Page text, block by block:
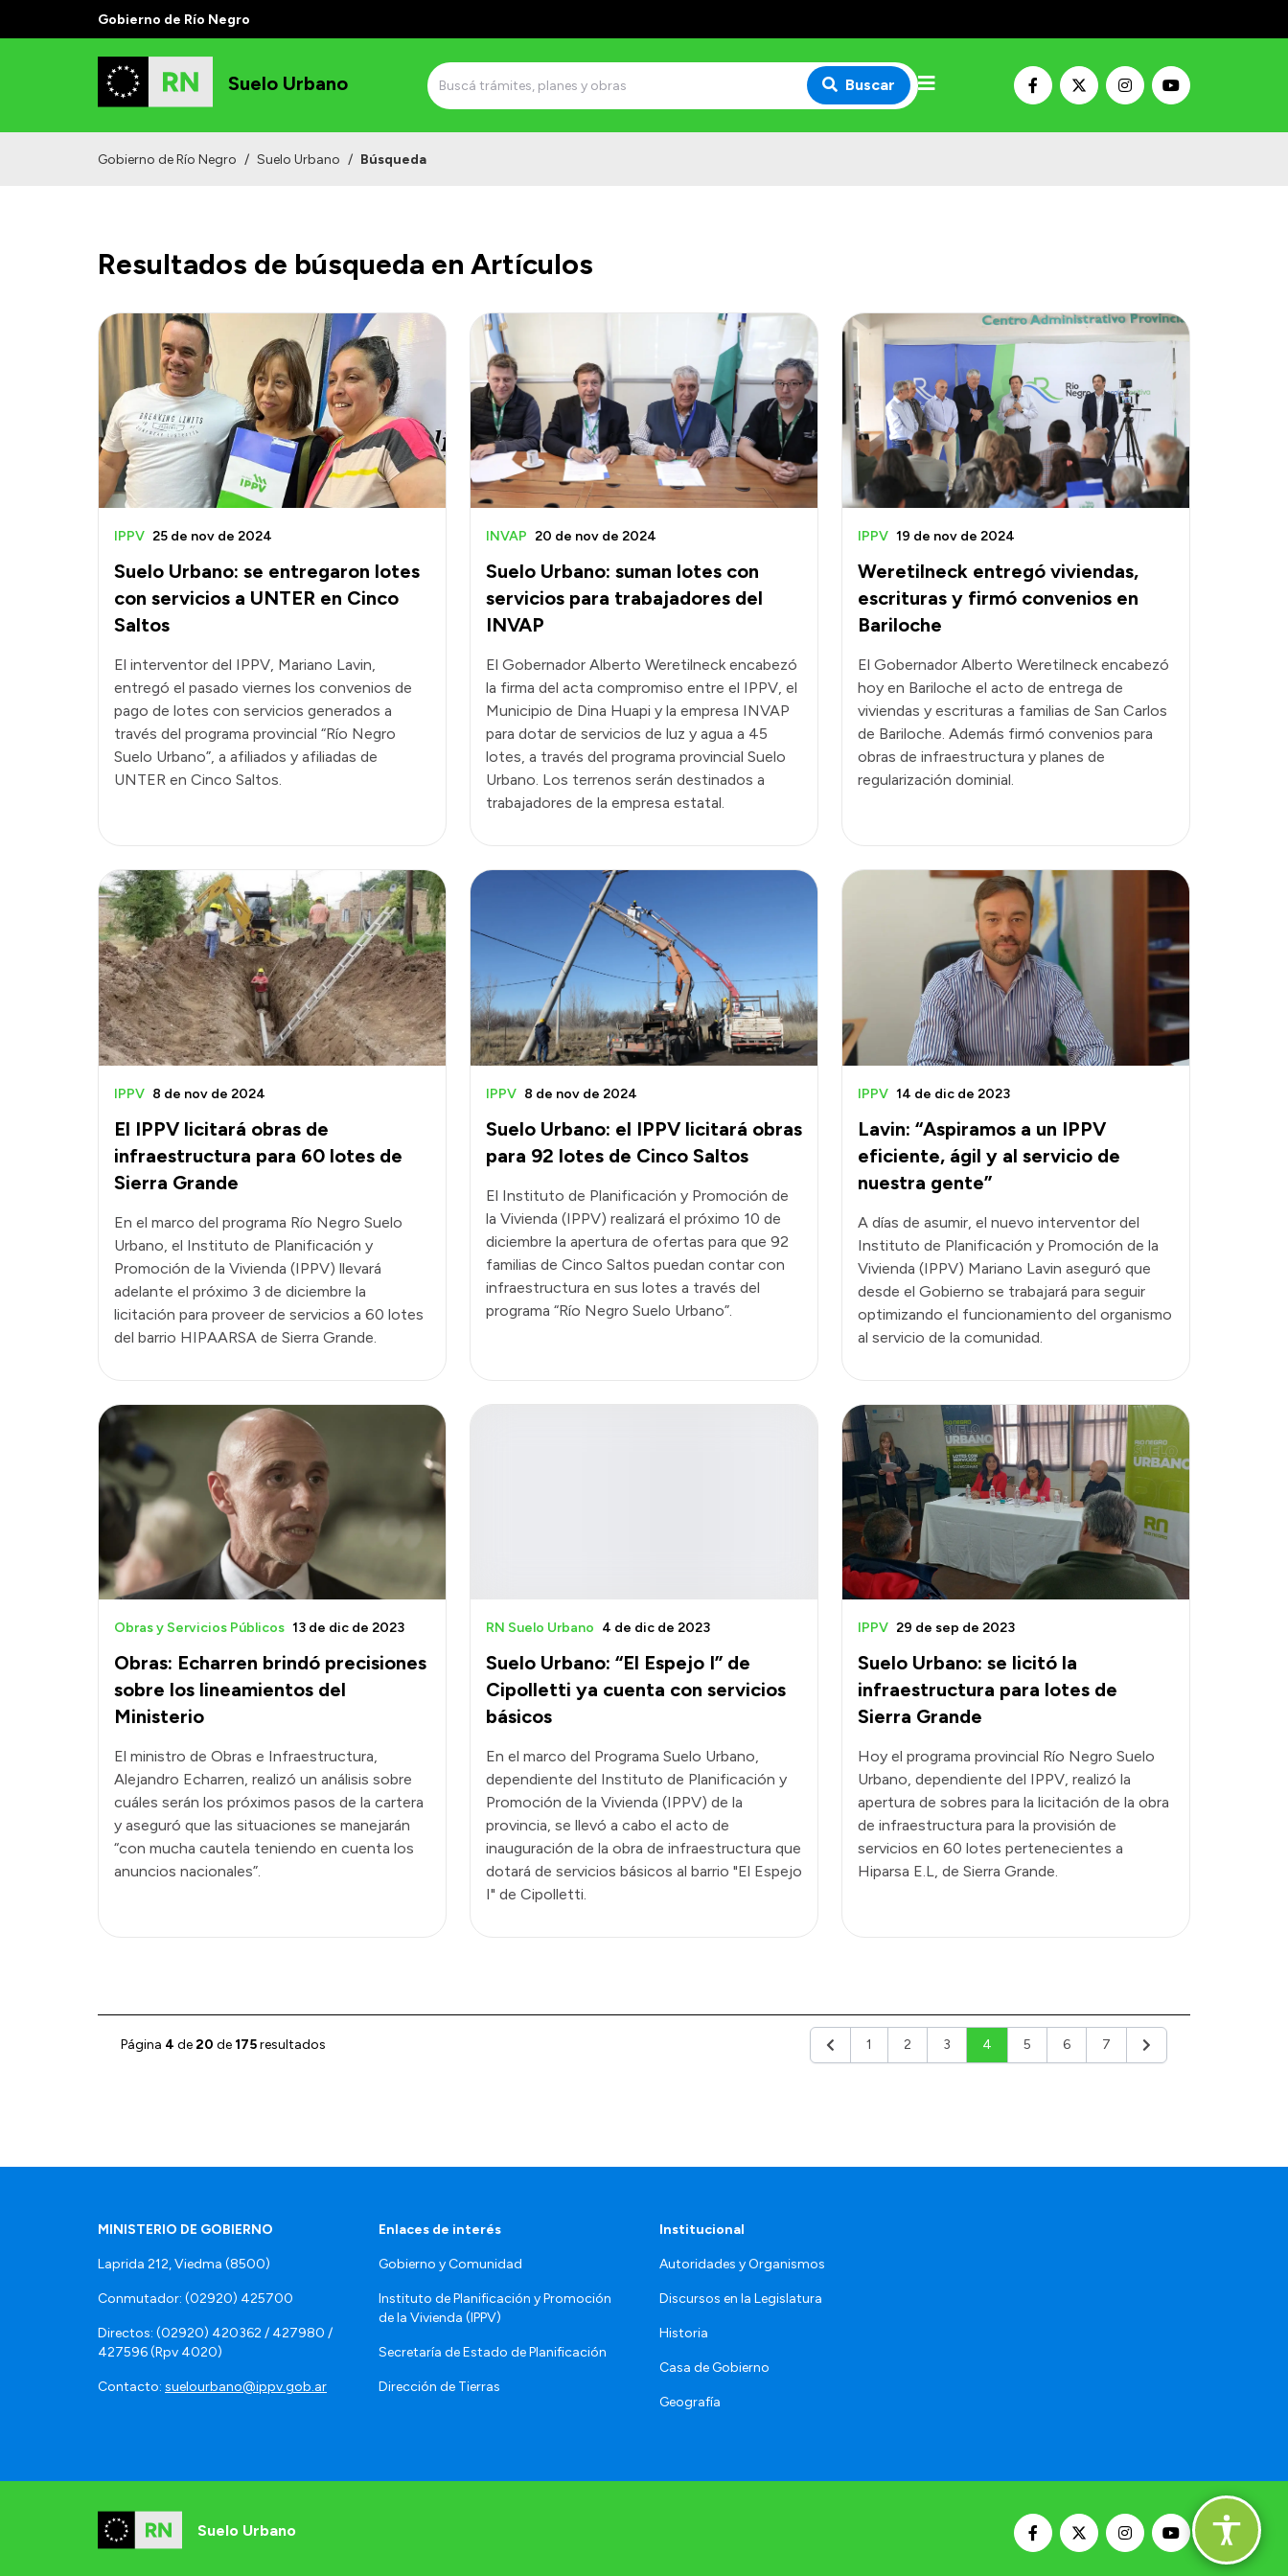
Gobierno de Río Negro
Suelo Urbano Buscar
Gobierno de Río Negro / Suelo Urbano / Búsqueda
Resultados de búsqueda en Artículos
Suelo Urbano: se entregaron lotes
con servicios a UNTER en Cinco
Saltos
IPPV 25 de nov de 2024
El interventor del IPPV, Mariano Lavin,
entregó el pasado viernes los convenios de
pago de lotes con servicios generados a
través del programa provincial “Río Negro
Suelo Urbano”, a afiliados y afiliadas de
UNTER en Cinco Saltos.
Suelo Urbano: suman lotes con
servicios para trabajadores del
INVAP
INVAP 20 de nov de 2024
El Gobernador Alberto Weretilneck encabezó
la firma del acta compromiso entre el IPPV, el
Municipio de Dina Huapi y la empresa INVAP
para dotar de servicios de luz y agua a 45
lotes, a través del programa provincial Suelo
Urbano. Los terrenos serán destinados a
trabajadores de la empresa estatal.
Weretilneck entregó viviendas,
escrituras y firmó convenios en
Bariloche
IPPV 19 de nov de 2024
El Gobernador Alberto Weretilneck encabezó
hoy en Bariloche el acto de entrega de
viviendas y escrituras a familias de San Carlos
de Bariloche. Además firmó convenios para
obras de infraestructura y planes de
regularización dominial.
El IPPV licitará obras de
infraestructura para 60 lotes de
Sierra Grande
IPPV 8 de nov de 2024
En el marco del programa Río Negro Suelo
Urbano, el Instituto de Planificación y
Promoción de la Vivienda (IPPV) llevará
adelante el próximo 3 de diciembre la
licitación para proveer de servicios a 60 lotes
del barrio HIPAARSA de Sierra Grande.
Suelo Urbano: el IPPV licitará obras
para 92 lotes de Cinco Saltos
IPPV 8 de nov de 2024
El Instituto de Planificación y Promoción de
la Vivienda (IPPV) realizará el próximo 10 de
diciembre la apertura de ofertas para que 92
familias de Cinco Saltos puedan contar con
infraestructura en sus lotes a través del
programa “Río Negro Suelo Urbano”.
Lavin: “Aspiramos a un IPPV
eficiente, ágil y al servicio de
nuestra gente”
IPPV 14 de dic de 2023
A días de asumir, el nuevo interventor del
Instituto de Planificación y Promoción de la
Vivienda (IPPV) Mariano Lavin aseguró que
desde el Gobierno se trabajará para seguir
optimizando el funcionamiento del organismo
al servicio de la comunidad.
Obras: Echarren brindó precisiones
sobre los lineamientos del
Ministerio
Obras y Servicios Públicos 13 de dic de 2023
El ministro de Obras e Infraestructura,
Alejandro Echarren, realizó un análisis sobre
cuáles serán los próximos pasos de la cartera
y aseguró que las situaciones se manejarán
“con mucha cautela teniendo en cuenta los
anuncios nacionales”.
Suelo Urbano: “El Espejo I” de
Cipolletti ya cuenta con servicios
básicos
RN Suelo Urbano 4 de dic de 2023
En el marco del Programa Suelo Urbano,
dependiente del Instituto de Planificación y
Promoción de la Vivienda (IPPV) de la
provincia, se llevó a cabo el acto de
inauguración de la obra de infraestructura que
dotará de servicios básicos al barrio "El Espejo
I" de Cipolletti.
Suelo Urbano: se licitó la
infraestructura para lotes de
Sierra Grande
IPPV 29 de sep de 2023
Hoy el programa provincial Río Negro Suelo
Urbano, dependiente del IPPV, realizó la
apertura de sobres para la licitación de la obra
de infraestructura para la provisión de
servicios en 60 lotes pertenecientes a
Hiparsa E.L, de Sierra Grande.
Página 4 de20 de 175resultados Anterior1 2 3 4 5 6 7 Siguiente
MINISTERIO DE GOBIERNO
Laprida 212, Viedma (8500)
Conmutador: (02920) 425700
Directos: (02920) 420362 / 427980 /
427596 (Rpv 4020)
Contacto: suelourbano@ippv.gob.ar
Enlaces de interés
Gobierno y Comunidad
Instituto de Planificación y Promoción
de la Vivienda (IPPV)
Secretaría de Estado de Planificación
Dirección de Tierras
Institucional
Autoridades y Organismos
Discursos en la Legislatura
Historia
Casa de Gobierno
Geografía
Suelo Urbano